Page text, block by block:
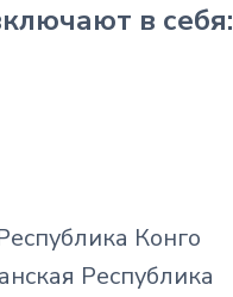
в себя:
Конго
Республика